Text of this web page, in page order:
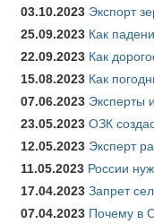
03.10.2023 Экспорт
25.09.2023 Как
22.09.2023 Как
15.08.2023 Как
07.06.2023 Эксперты
23.05.2023 ОЗК
12.05.2023 Эксперт
11.05.2023 России
17.04.2023 Запрет
07.04.2023 Почему в